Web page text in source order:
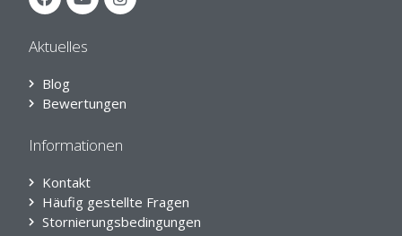
Aktuelles
Blog
Bewertungen
Informationen
Kontakt
Häufig gestellte Fragen
Stornierungsbedingungen